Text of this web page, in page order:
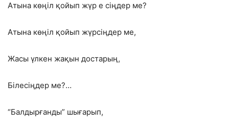
Атына көңіл қойып жүр е сіңдер ме?
Атына көңіл қойып жүрсіңдер ме,
Жасы үлкен жақын достарың,
Білесіңдер ме?…
“Балдырғанды” шығарып,